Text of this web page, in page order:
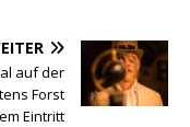
auf der
Forst
Eintritt